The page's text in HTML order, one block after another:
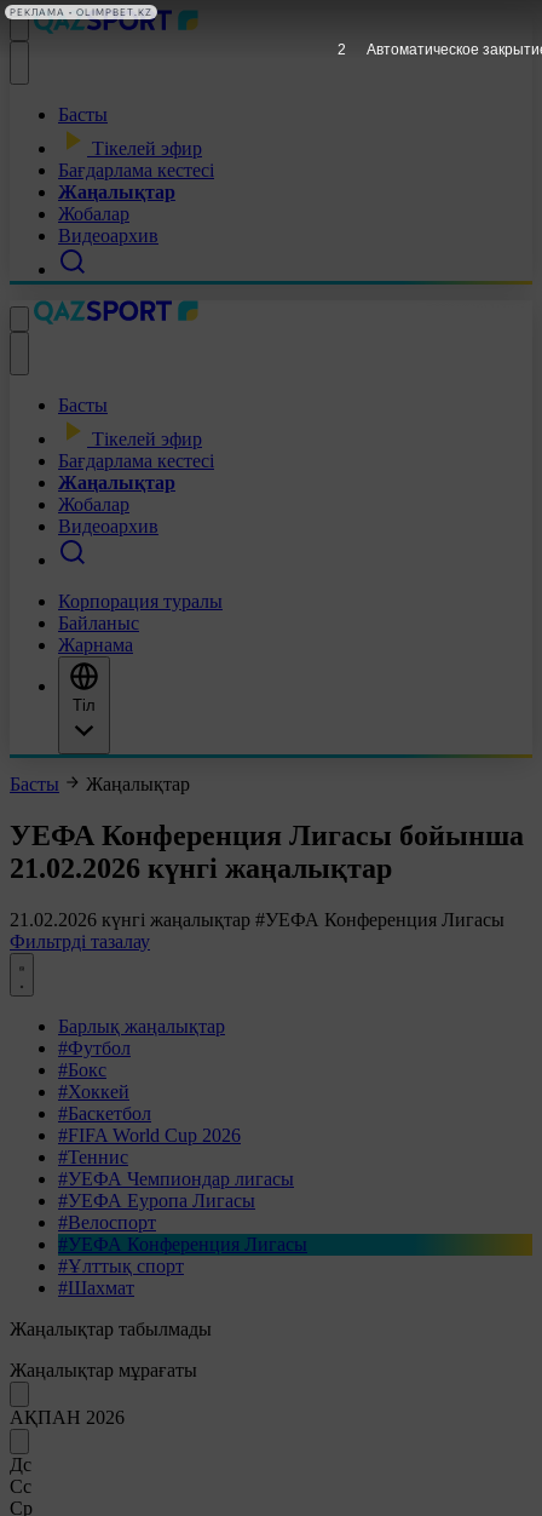
Басты
Тікелей эфир
Бағдарлама кестесі
Жаңалықтар
Жобалар
Видеоархив
Басты
Тікелей эфир
Бағдарлама кестесі
Жаңалықтар
Жобалар
Видеоархив
Корпорация туралы
Байланыс
Жарнама
Тіл
Басты Жаңалықтар
УЕФА Конференция Лигасы бойынша
21.02.2026 күнгі жаңалықтар
21.02.2026 күнгі жаңалықтар #УЕФА Конференция Лигасы
Фильтрді тазалау
Барлық жаңалықтар
#Футбол
#Бокс
#Хоккей
#Баскетбол
#FIFA World Cup 2026
#Теннис
#УЕФА Чемпиондар лигасы
#УЕФА Еуропа Лигасы
#Велоспорт
#УЕФА Конференция Лигасы
#Ұлттық спорт
#Шахмат
Жаңалықтар табылмады
Жаңалықтар мұрағаты
АҚПАН 2026
Дс
Сс
Ср
1 Автоматическое
РЕКЛАМА • OLIMPBET.KZ